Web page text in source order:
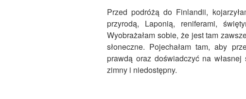
Przed podróżą do Finlandii,
przyrodą, Laponią, reniferami,
Wyobrażałam sobie, że jest tam
słoneczne. Pojechałam tam, aby
prawdą oraz doświadczyć na
zimny i niedostępny.